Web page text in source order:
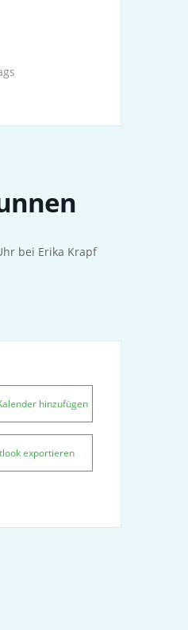
bei Erika Krapf
hinzufügen
exportieren